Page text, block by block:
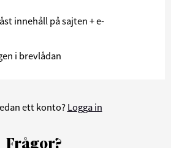
innehåll på sajten + e-
i brevlådan
ett konto? Logga in
Frågor?